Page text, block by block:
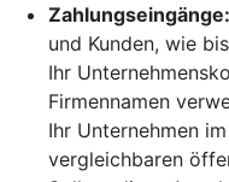
Zahlungseingänge:
und Kunden, wie
Ihr
Firmennamen
Ihr Unternehmen
vergleichbaren